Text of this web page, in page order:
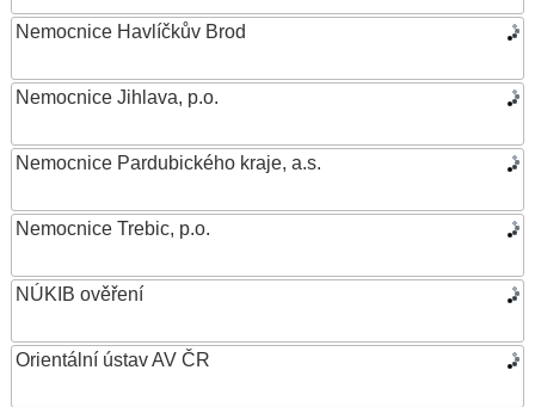
Nemocnice Havlíčkův Brod
Nemocnice Jihlava, p.o.
Nemocnice Pardubického kraje, a.s.
Nemocnice Trebic, p.o.
NÚKIB ověření
Orientální ústav AV ČR